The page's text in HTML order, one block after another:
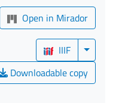
Open in Mirador
IIIF
Downloadable copy